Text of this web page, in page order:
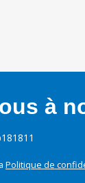
à
Politique de